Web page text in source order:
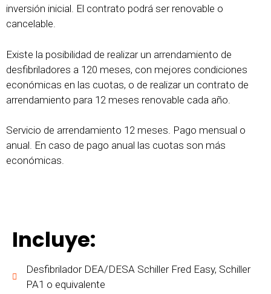
inversión inicial. El contrato podrá ser renovable o
cancelable.
Existe la posibilidad de realizar un arrendamiento de
desfibriladores a 120 meses, con mejores condiciones
económicas en las cuotas, o de realizar un contrato de
arrendamiento para 12 meses renovable cada año.
Servicio de arrendamiento 12 meses. Pago mensual o
anual. En caso de pago anual las cuotas son más
económicas.
Incluye:
Desfibrilador DEA/DESA Schiller Fred Easy, Schiller
PA1 o equivalente